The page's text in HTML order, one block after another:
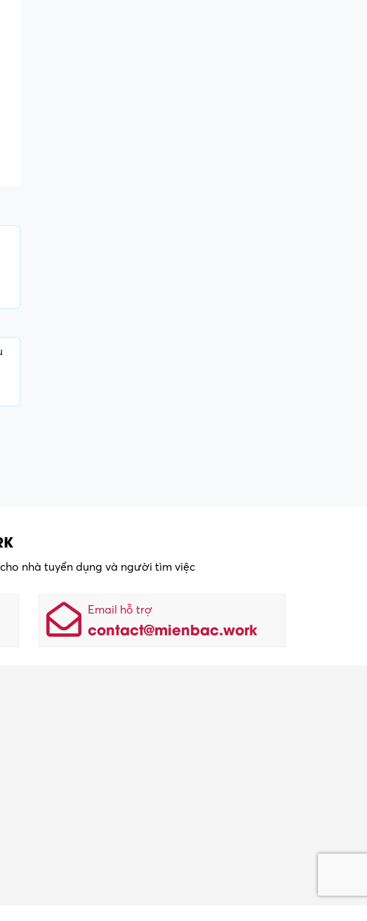
nhà tuyển dụng và người tìm việc
Email hỗ trợ
contact@mienbac.work